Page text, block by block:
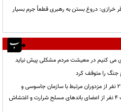
خرازی: دروغ بستن به رهبری قطعاً جرم بسیار
می کنیم در معیشت مردم مشکلی پیش نیاید
جنگ را متوقف کرد
وزارت اطلاعات: شناسایی و دستگیری ۲۱ نفر از مزدوران مرتبط با سازمان جاسوسی و
تروریستی رژیم صهیونیستی و بازداشت ۴ نفر از اعضای باندهای مسلح شرارت و اغتشاش